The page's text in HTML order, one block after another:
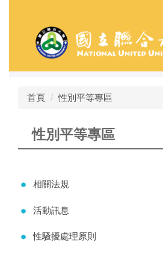
容
首頁 性別平等專區
性別平等專區
相關法規
活動訊息
性騷擾處理原則